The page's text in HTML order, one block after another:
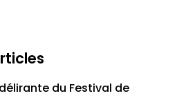
du Festival de